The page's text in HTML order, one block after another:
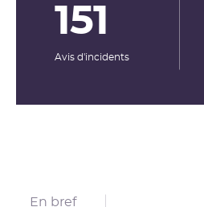
151
Avis d'incidents
En bref